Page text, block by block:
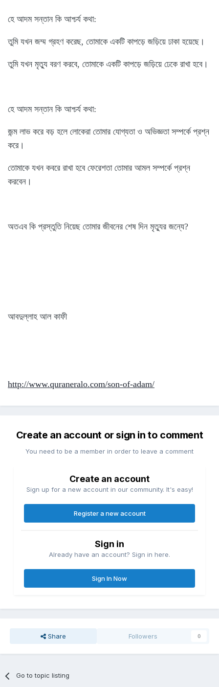
হে আদম সন্তান কি আশ্চর্য কথা:
তুমি যখন জম্ম গ্রহণ করেছ, তোমাকে একটি কাপড়ে জড়িয়ে ঢাকা হয়েছে।
তুমি যখন মৃত্যু বরণ করবে, তোমাকে একটি কাপড়ে জড়িয়ে ঢেকে রাখা হবে।
হে আদম সন্তান কি আশ্চর্য কথা:
জন্ম লাভ করে বড় হলে লোকেরা তোমার যোগ্যতা ও অভিজ্ঞতা সম্পর্কে প্রশ্ন
করে।
তোমাকে যখন কবরে রাখা হবে ফেরেশতা তোমার আমল সম্পর্কে প্রশ্ন
করবেন।
অতএব কি প্রস্তুতি নিয়েছ তোমার জীবনের শেষ দিন মৃত্যুর জন্যে?
আবদুল্লাহ আল কাফী
http://www.quraneralo.com/son-of-adam/
Create an account or sign in to comment
You need to be a member in order to leave a comment
Create an account
Sign up for a new account in our community. It's easy!
Register a new account
Sign in
Already have an account? Sign in here.
Sign In Now
Share Followers 0
Go to topic listing